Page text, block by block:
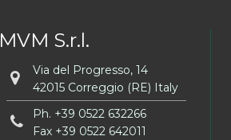
MVM S.r.l.
Via del Progresso, 14
42015 Correggio (RE) Italy
Ph. +39 0522 632266
Fax +39 0522 642011